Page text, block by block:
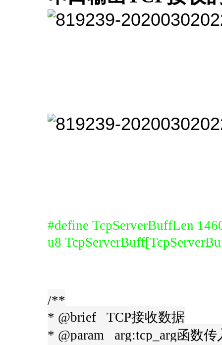
#define TcpServerBuffLen
u8
/**
* @brief TCP接收数据
* @param arg:tcp_arg函数传